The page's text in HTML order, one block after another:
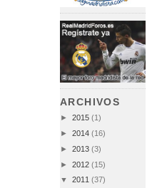
ARCHIVOS
► 2015 (1)
► 2014 (16)
► 2013 (3)
► 2012 (15)
▼ 2011 (37)